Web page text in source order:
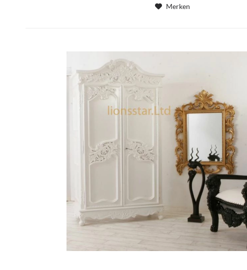
Merken